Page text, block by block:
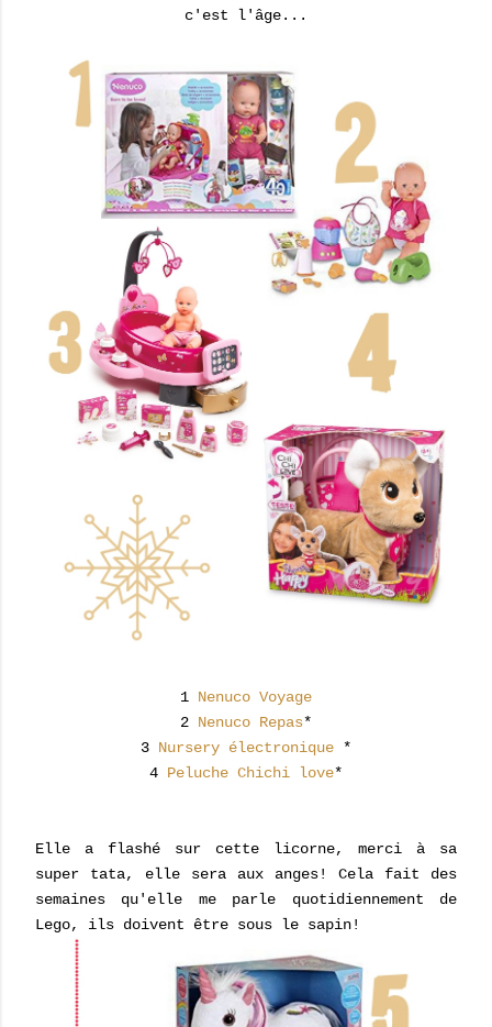
c'est l'âge...
1 Nenuco Voyage
2 Nenuco Repas*
3 Nursery électronique *
4 Peluche Chichi love*
Elle a flashé sur cette licorne, merci à sa
super tata, elle sera aux anges! Cela fait des
semaines qu'elle me parle quotidiennement de
Lego, ils doivent être sous le sapin!